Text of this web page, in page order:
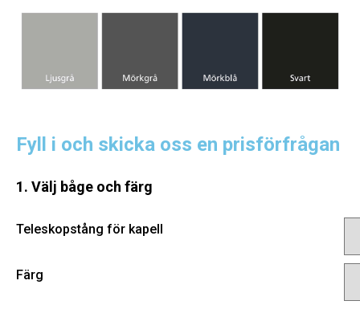
Fyll i och skicka oss en prisförfrågan
1. Välj båge och färg
Teleskopstång för kapell
Färg